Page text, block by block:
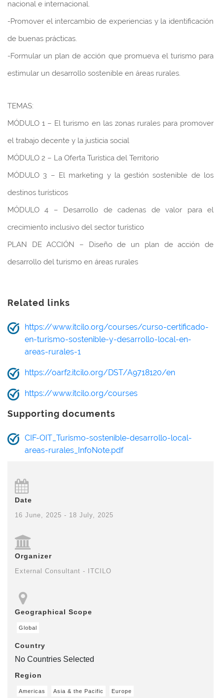
nacional e internacional.
-Promover el intercambio de experiencias y la identificación
de buenas prácticas.
-Formular un plan de acción que promueva el turismo para
estimular un desarrollo sostenible en áreas rurales.
TEMAS:
MÓDULO 1 – El turismo en las zonas rurales para promover
el trabajo decente y la justicia social
MÓDULO 2 – La Oferta Turística del Territorio
MÓDULO 3 – El marketing y la gestión sostenible de los
destinos turísticos
MÓDULO 4 – Desarrollo de cadenas de valor para el
crecimiento inclusivo del sector turístico
PLAN DE ACCIÓN – Diseño de un plan de acción de
desarrollo del turismo en áreas rurales
Related links
https://www.itcilo.org/courses/curso-certificado-
en-turismo-sostenible-y-desarrollo-local-en-
areas-rurales-1
https://oarf2.itcilo.org/DST/A9718120/en
https://www.itcilo.org/courses
Supporting documents
CIF-OIT_Turismo-sostenible-desarrollo-local-
areas-rurales_InfoNote.pdf
Date
16 June, 2025 - 18 July, 2025
Organizer
External Consultant - ITCILO
Geographical Scope
Global
Country
No Countries Selected
Region
Americas Asia & the Pacific Europe